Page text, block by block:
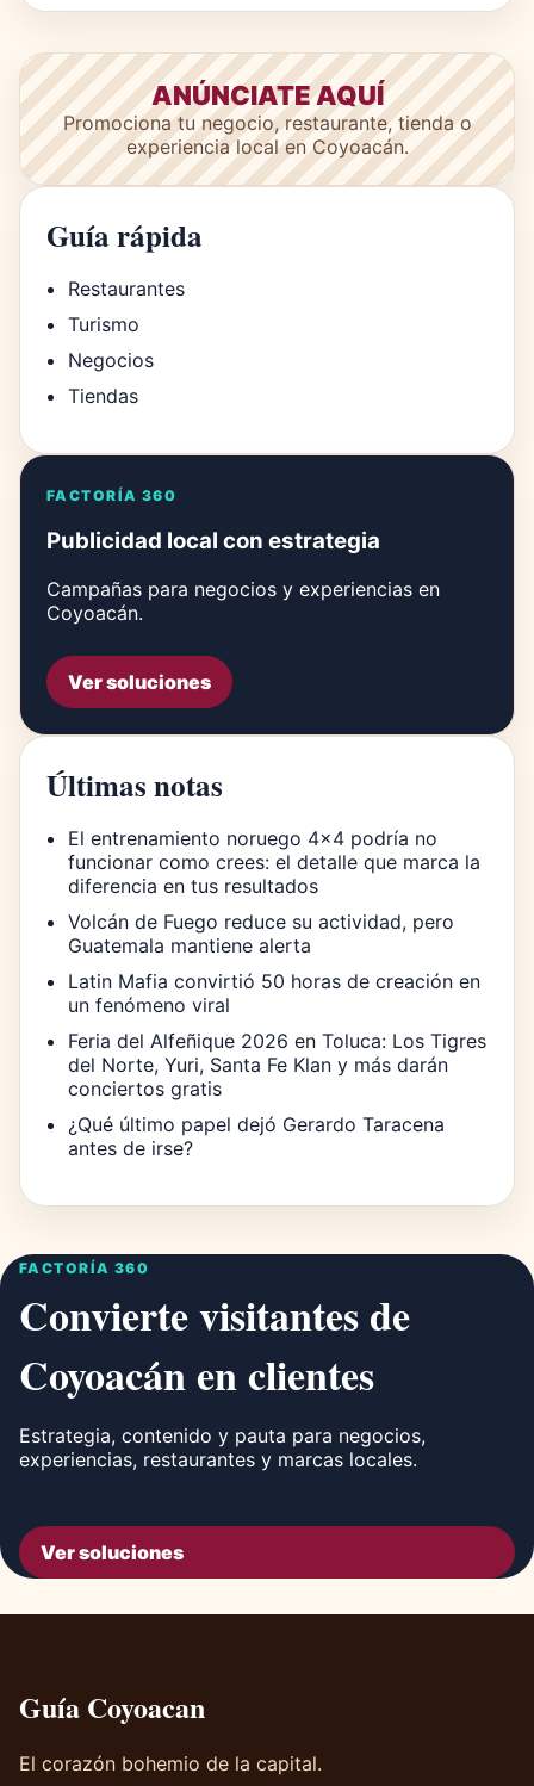
ANÚNCIATE AQUÍ
Promociona tu negocio, restaurante, tienda o
experiencia local en Coyoacán.
Guía rápida
Restaurantes
Turismo
Negocios
Tiendas
FACTORÍA 360
Publicidad local con estrategia
Campañas para negocios y experiencias en
Coyoacán.
Ver soluciones
Últimas notas
El entrenamiento noruego 4×4 podría no
funcionar como crees: el detalle que marca la
diferencia en tus resultados
Volcán de Fuego reduce su actividad, pero
Guatemala mantiene alerta
Latin Mafia convirtió 50 horas de creación en
un fenómeno viral
Feria del Alfeñique 2026 en Toluca: Los Tigres
del Norte, Yuri, Santa Fe Klan y más darán
conciertos gratis
¿Qué último papel dejó Gerardo Taracena
antes de irse?
FACTORÍA 360
Convierte visitantes de
Coyoacán en clientes
Estrategia, contenido y pauta para negocios,
experiencias, restaurantes y marcas locales.
Ver soluciones
Guía Coyoacan
El corazón bohemio de la capital.